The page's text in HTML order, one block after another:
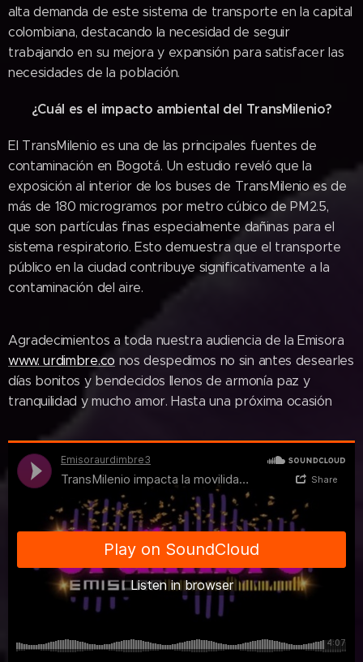
alta demanda de este sistema de transporte en la capital
colombiana, destacando la necesidad de seguir
trabajando en su mejora y expansión para satisfacer las
necesidades de la población.
¿Cuál es el impacto ambiental del TransMilenio?
El TransMilenio es una de las principales fuentes de
contaminación en Bogotá. Un estudio reveló que la
exposición al interior de los buses de TransMilenio es de
más de 180 microgramos por metro cúbico de PM2.5,
que son partículas finas especialmente dañinas para el
sistema respiratorio. Esto demuestra que el transporte
público en la ciudad contribuye significativamente a la
contaminación del aire.
Agradecimientos a toda nuestra audiencia de la Emisora
www. urdimbre.co nos despedimos no sin antes desearles
días bonitos y bendecidos llenos de armonía paz y
tranquilidad y mucho amor. Hasta una próxima ocasión